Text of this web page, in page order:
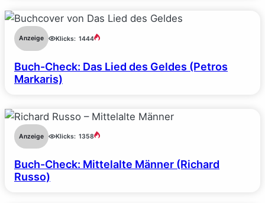
Anzeige Klicks: 1444
Buch-Check: Das Lied des Geldes (Petros
Markaris)
Anzeige Klicks: 1358
Buch-Check: Mittelalte Männer (Richard
Russo)